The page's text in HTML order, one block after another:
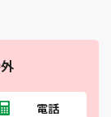
電話